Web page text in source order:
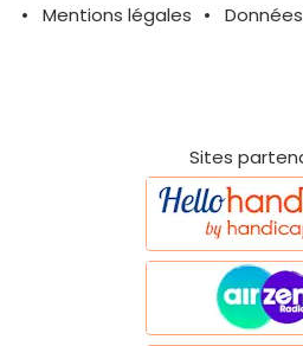
Mentions légales
Données
Sites